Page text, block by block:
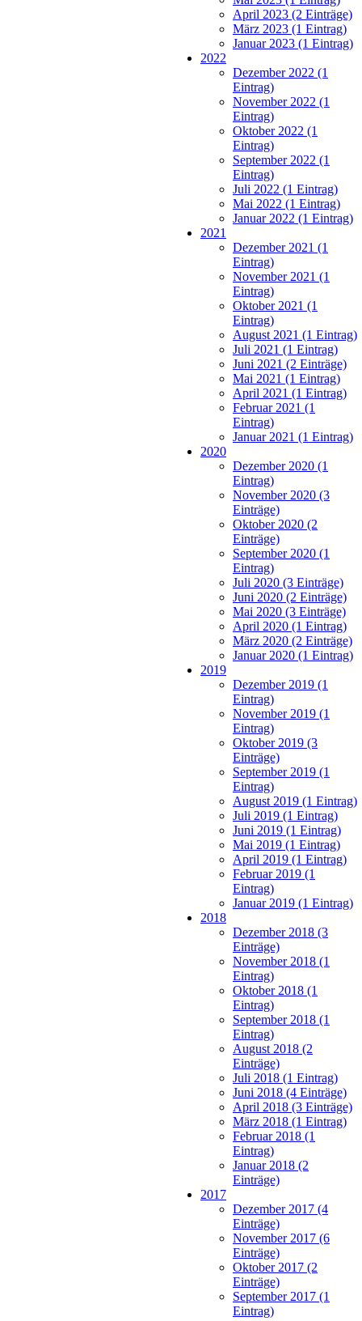
April 2023 (2 Einträge)
März 2023 (1 Eintrag)
Januar 2023 (1 Eintrag)
2022
Dezember 2022 (1
Eintrag)
November 2022 (1
Eintrag)
Oktober 2022 (1
Eintrag)
September 2022 (1
Eintrag)
Juli 2022 (1 Eintrag)
Mai 2022 (1 Eintrag)
Januar 2022 (1 Eintrag)
2021
Dezember 2021 (1
Eintrag)
November 2021 (1
Eintrag)
Oktober 2021 (1
Eintrag)
August 2021 (1 Eintrag)
Juli 2021 (1 Eintrag)
Juni 2021 (2 Einträge)
Mai 2021 (1 Eintrag)
April 2021 (1 Eintrag)
Februar 2021 (1
Eintrag)
Januar 2021 (1 Eintrag)
2020
Dezember 2020 (1
Eintrag)
November 2020 (3
Einträge)
Oktober 2020 (2
Einträge)
September 2020 (1
Eintrag)
Juli 2020 (3 Einträge)
Juni 2020 (2 Einträge)
Mai 2020 (3 Einträge)
April 2020 (1 Eintrag)
März 2020 (2 Einträge)
Januar 2020 (1 Eintrag)
2019
Dezember 2019 (1
Eintrag)
November 2019 (1
Eintrag)
Oktober 2019 (3
Einträge)
September 2019 (1
Eintrag)
August 2019 (1 Eintrag)
Juli 2019 (1 Eintrag)
Juni 2019 (1 Eintrag)
Mai 2019 (1 Eintrag)
April 2019 (1 Eintrag)
Februar 2019 (1
Eintrag)
Januar 2019 (1 Eintrag)
2018
Dezember 2018 (3
Einträge)
November 2018 (1
Eintrag)
Oktober 2018 (1
Eintrag)
September 2018 (1
Eintrag)
August 2018 (2
Einträge)
Juli 2018 (1 Eintrag)
Juni 2018 (4 Einträge)
April 2018 (3 Einträge)
März 2018 (1 Eintrag)
Februar 2018 (1
Eintrag)
Januar 2018 (2
Einträge)
2017
Dezember 2017 (4
Einträge)
November 2017 (6
Einträge)
Oktober 2017 (2
Einträge)
September 2017 (1
Eintrag)